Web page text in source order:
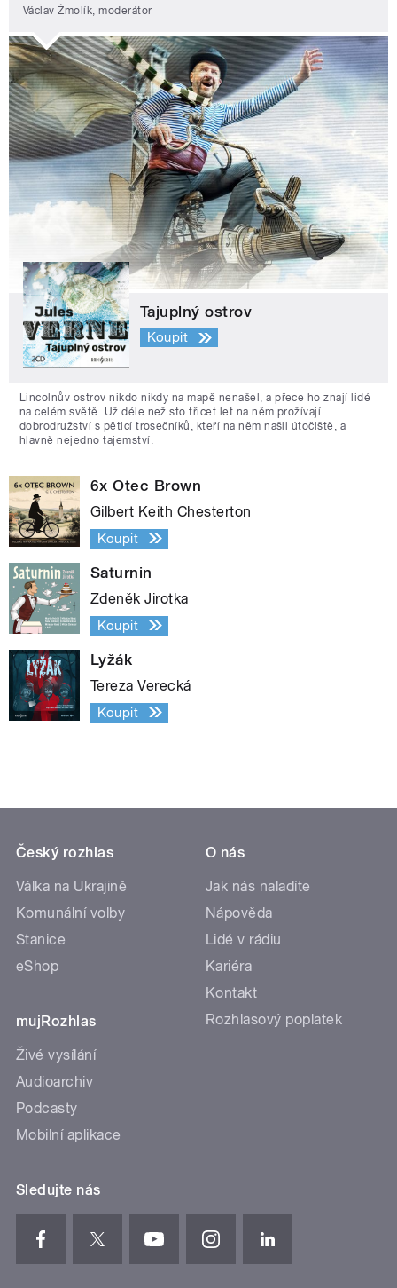
Václav Žmolík, moderátor
Tajuplný ostrov
Koupit
Lincolnův ostrov nikdo nikdy na mapě nenašel, a přece ho znají lidé
na celém světě. Už déle než sto třicet let na něm prožívají
dobrodružství s pěticí trosečníků, kteří na něm našli útočiště, a
hlavně nejedno tajemství.
6x Otec Brown
Gilbert Keith Chesterton
Koupit
Saturnin
Zdeněk Jirotka
Koupit
Lyžák
Tereza Verecká
Koupit
Český rozhlas
Válka na Ukrajině
Komunální volby
Stanice
eShop
mujRozhlas
Živé vysílání
Audioarchiv
Podcasty
Mobilní aplikace
O nás
Jak nás naladíte
Nápověda
Lidé v rádiu
Kariéra
Kontakt
Rozhlasový poplatek
Sledujte nás